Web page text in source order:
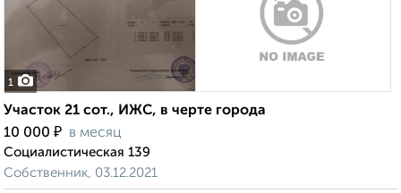
1
Участок 21 сот., ИЖС, в черте города
10 000 ₽ в месяц
Социалистическая 139
Собственник, 03.12.2021